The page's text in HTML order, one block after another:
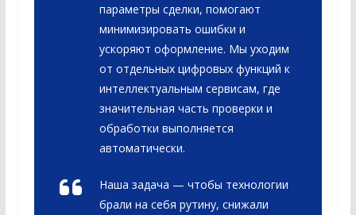
параметры сделки, помогают
минимизировать ошибки и
ускоряют оформление. Мы уходим
от отдельных цифровых функций к
интеллектуальным сервисам, где
значительная часть проверки и
обработки выполняется
автоматически.
Наша задача — чтобы технологии
брали на себя рутину, снижали